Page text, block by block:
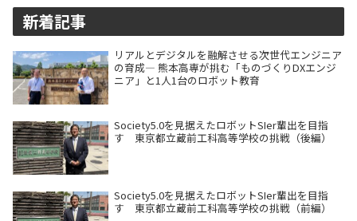
新着記事
リアルとデジタルを融解させる次世代エンジニア
の育成― 熊本高専が挑む「ものづくりDXエンジ
ニア」と1人1台のロボット教育
Society5.0を見据えたロボットSIer輩出を目指
す 東京都立蔵前工科高等学校の挑戦（後編）
Society5.0を見据えたロボットSIer輩出を目指
す 東京都立蔵前工科高等学校の挑戦（前編）